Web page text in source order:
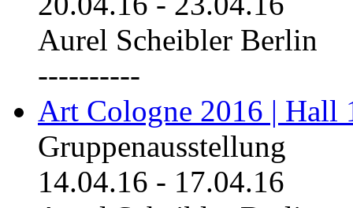
Aurel Scheibler Berlin
----------
Art Cologne 2016 | Hall
Gruppenausstellung
14.04.16 - 17.04.16